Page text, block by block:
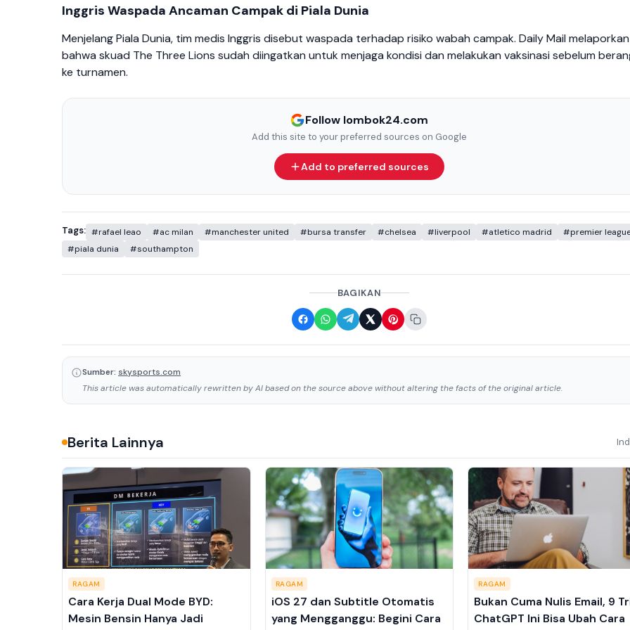
Inggris Waspada Ancaman Campak di Piala Dunia
Menjelang Piala Dunia, tim medis Inggris disebut waspada terhadap risiko wabah campak. Daily Mail melaporkan
bahwa skuad The Three Lions sudah diingatkan untuk menjaga kondisi dan melakukan vaksinasi sebelum
ke turnamen.
Follow lombok24.com
Add this site to your preferred sources on Google
Add to preferred sources
Tags: #rafael leao #ac milan #manchester united #bursa transfer #chelsea #liverpool #atletico madrid
#premier
#piala dunia
#southampton
BAGIKAN
Sumber: skysports.com
This article was automatically rewritten by AI based on the source above without altering the facts of the original article.
Berita Lainnya
RAGAM
Cara Kerja Dual Mode BYD:
Mesin Bensin Hanya Jadi
RAGAM
iOS 27 dan Subtitle Otomatis
yang Mengganggu: Begini Cara
RAGAM
Bukan Cuma Nulis Email, 9
ChatGPT Ini Bisa Ubah Cara